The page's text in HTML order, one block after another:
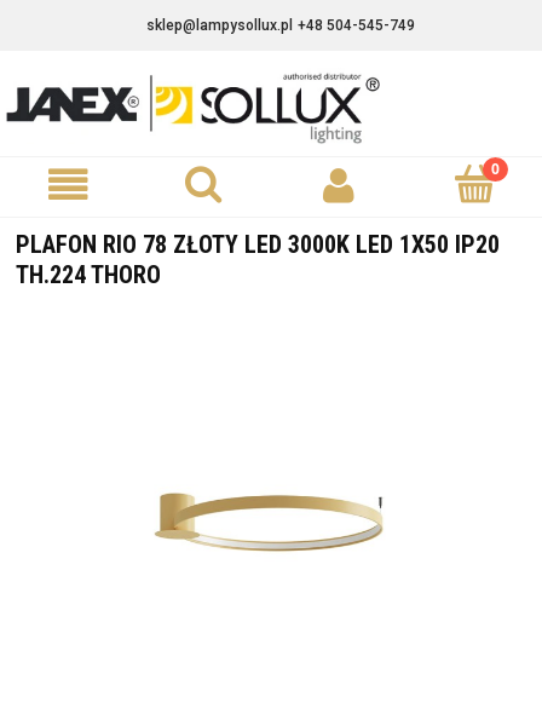
sklep@lampysollux.pl +48 504-545-749
PLAFON RIO 78 ZŁOTY LED 3000K LED 1X50 IP20
TH.224 THORO